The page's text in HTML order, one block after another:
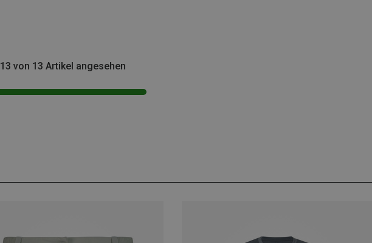
13 von 13 Artikel angesehen